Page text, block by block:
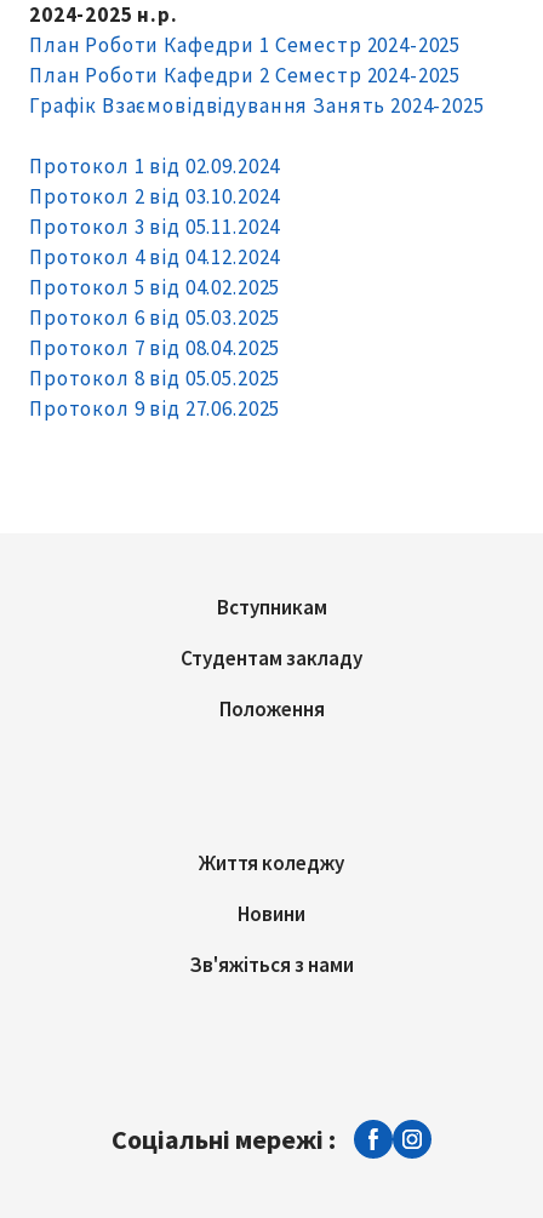
2024-2025 н.р.
План Роботи Кафедри 1 Семестр 2024-2025
План Роботи Кафедри 2 Семестр 2024-2025
Графік Взаємовідвідування Занять 2024-2025
Протокол 1 від 02.09.2024
Протокол 2 від 03.10.2024
Протокол 3 від 05.11.2024
Протокол 4 від 04.12.2024
Протокол 5 від 04.02.2025
Протокол 6 від 05.03.2025
Протокол 7 від 08.04.2025
Протокол 8 від 05.05.2025
Протокол 9 від 27.06.2025
Вступникам
Студентам закладу
Положення
Життя коледжу
Новини
Зв'яжіться з нами
Соціальні мережі :